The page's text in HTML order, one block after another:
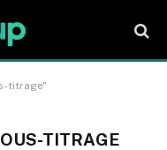
titrage"
TITRAGE